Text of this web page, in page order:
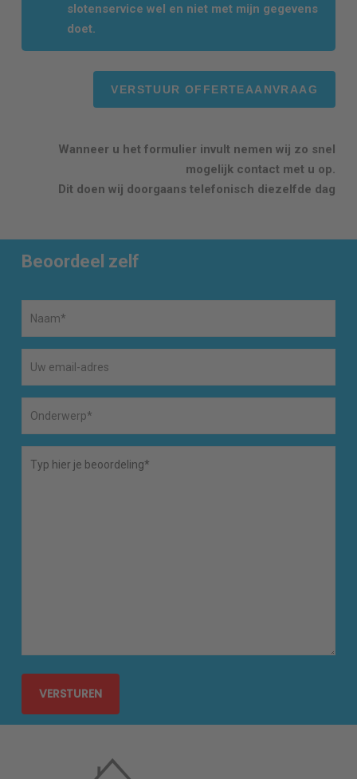
slotenservice wel en niet met mijn gegevens
doet.
Wanneer u het formulier invult nemen wij zo snel
mogelijk contact met u op.
Dit doen wij doorgaans telefonisch diezelfde dag
Beoordeel zelf